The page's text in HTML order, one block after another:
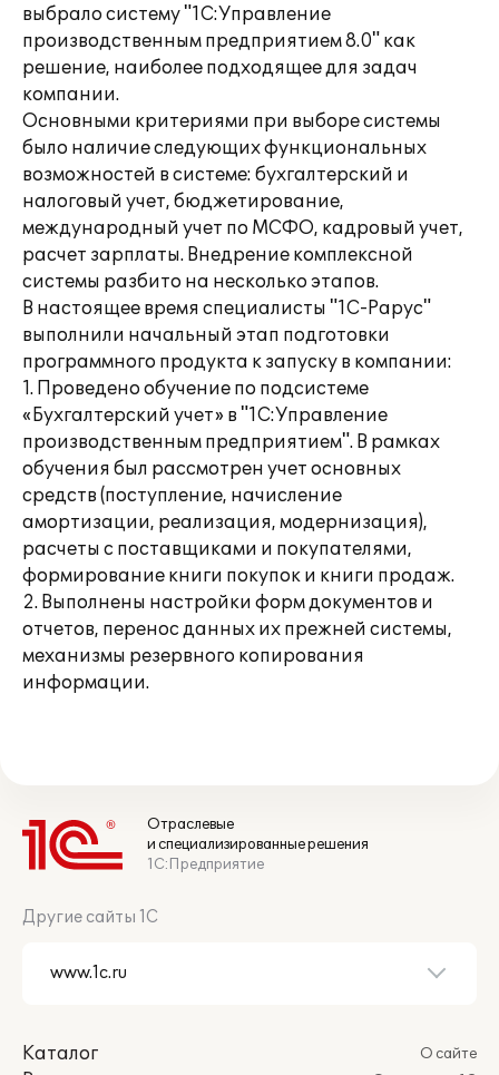
выбрало систему "1С:Управление
производственным предприятием 8.0" как
решение, наиболее подходящее для задач
компании.
Основными критериями при выборе системы
было наличие следующих функциональных
возможностей в системе: бухгалтерский и
налоговый учет, бюджетирование,
международный учет по МСФО, кадровый учет,
расчет зарплаты. Внедрение комплексной
системы разбито на несколько этапов.
В настоящее время специалисты "1С-Рарус"
выполнили начальный этап подготовки
программного продукта к запуску в компании:
1. Проведено обучение по подсистеме
«Бухгалтерский учет» в "1С:Управление
производственным предприятием". В рамках
обучения был рассмотрен учет основных
средств (поступление, начисление
амортизации, реализация, модернизация),
расчеты с поставщиками и покупателями,
формирование книги покупок и книги продаж.
2. Выполнены настройки форм документов и
отчетов, перенос данных их прежней системы,
механизмы резервного копирования
информации.
Отраслевые
и специализированные решения
1С:Предприятие
Другие сайты 1С
Каталог
О сайте